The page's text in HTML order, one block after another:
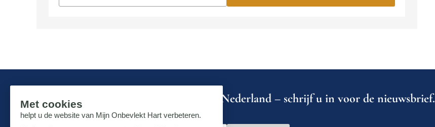
Mis niks in de strijd om ons prachtige Nederland – schrijf u in voor de nieuwsbrief.
Zorg dat u geen enkel belangrijk artikel mist.